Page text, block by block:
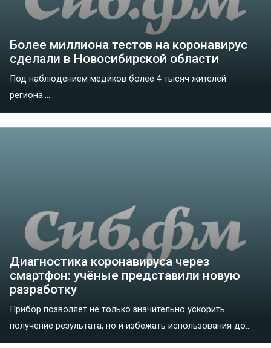
Более миллиона тестов на коронавирус
сделали в Новосибирской области
Под наблюдением медиков более 4 тысяч жителей
региона....
Диагностика коронавируса через
смартфон: учёные представили новую
разработку
Прибор позволяет не только значительно ускорить
получение результата, но и избежать использования до...